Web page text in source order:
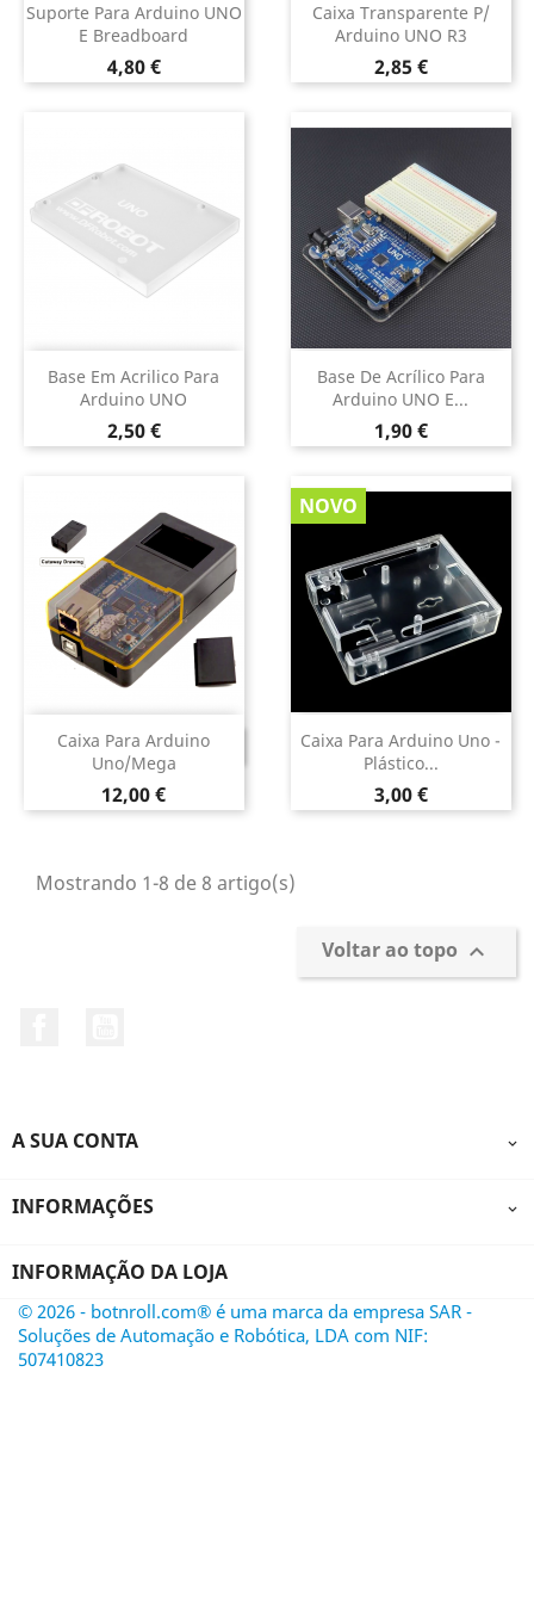
Suporte Para Arduino UNO
E Breadboard
Preço
4,80 €
Caixa Transparente P/
Arduino UNO R3
Preço
2,85 €
Base Em Acrilico Para
Arduino UNO
Preço
2,50 €
Base De Acrílico Para
Arduino UNO E...
Preço
1,90 €
Caixa Para Arduino
Uno/Mega
Preço
12,00 €
DESCONTINUADO
Caixa Para Arduino Uno -
Plástico...
Preço
3,00 €
NOVO
Mostrando 1-8 de 8 artigo(s)
Voltar ao topo 
A SUA CONTA 
INFORMAÇÕES 
INFORMAÇÃO DA LOJA
© 2026 - botnroll.com® é uma marca da empresa SAR -
Soluções de Automação e Robótica, LDA com NIF:
507410823